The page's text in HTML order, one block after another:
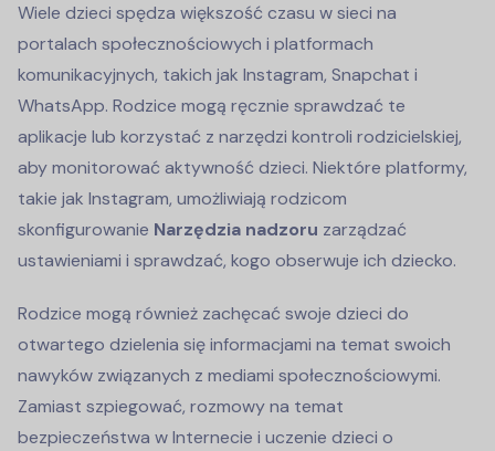
Wiele dzieci spędza większość czasu w sieci na
portalach społecznościowych i platformach
komunikacyjnych, takich jak Instagram, Snapchat i
WhatsApp. Rodzice mogą ręcznie sprawdzać te
aplikacje lub korzystać z narzędzi kontroli rodzicielskiej,
aby monitorować aktywność dzieci. Niektóre platformy,
takie jak Instagram, umożliwiają rodzicom
skonfigurowanie Narzędzia nadzoru zarządzać
ustawieniami i sprawdzać, kogo obserwuje ich dziecko.
Rodzice mogą również zachęcać swoje dzieci do
otwartego dzielenia się informacjami na temat swoich
nawyków związanych z mediami społecznościowymi.
Zamiast szpiegować, rozmowy na temat
bezpieczeństwa w Internecie i uczenie dzieci o